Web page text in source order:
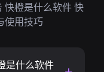
快橙是什么软件 快
使用技巧
是什么软件